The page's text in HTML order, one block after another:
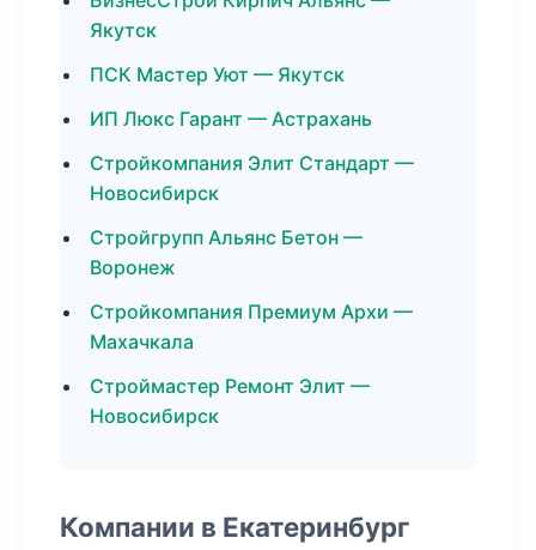
Якутск
ПСК Мастер Уют — Якутск
ИП Люкс Гарант — Астрахань
Стройкомпания Элит Стандарт —
Новосибирск
Стройгрупп Альянс Бетон —
Воронеж
Стройкомпания Премиум Архи —
Махачкала
Строймастер Ремонт Элит —
Новосибирск
Компании в Екатеринбург